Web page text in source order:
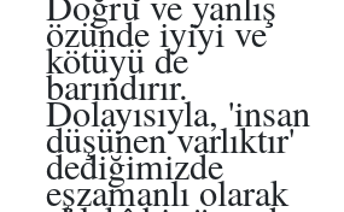
özünde iyiyi ve
kötüyü de
barındırır.
Dolayısıyla, 'insan
düşünen varlıktır'
dediğimizde
eşzamanlı olarak